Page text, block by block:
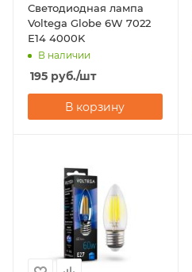
Светодиодная лампа
Voltega Globe 6W 7022
Е14 4000K
В наличии
195 руб./шт
В корзину